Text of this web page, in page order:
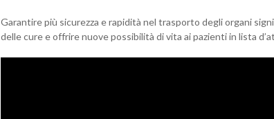
Garantire più sicurezza e rapidità nel trasporto degli organi
delle cure e offrire nuove possibilità di vita ai pazienti in lista